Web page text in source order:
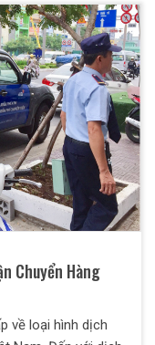
Chuyển Hàng
về loại hình dịch